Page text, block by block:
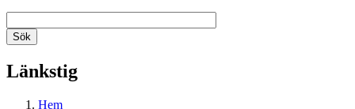
Länkstig
Hem